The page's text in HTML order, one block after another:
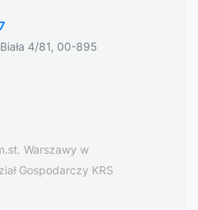
4/81, 00-895
Warszawy w
Gospodarczy KRS